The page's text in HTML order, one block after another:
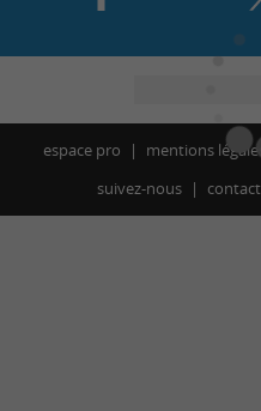
espace pro mentions légales
suivez-nous
contact